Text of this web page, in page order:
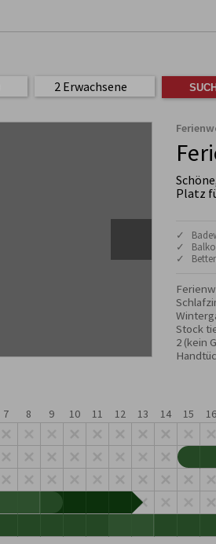
2 Erwachsene
Platz
✓
✓
✓
Stock
2 (kein
7 8 9 10 11 12 13 14 15 16